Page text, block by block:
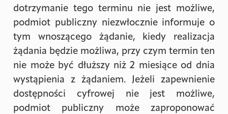
dotrzymanie tego terminu nie jest możliwe,
podmiot publiczny niezwłocznie informuje o
tym wnoszącego żądanie, kiedy realizacja
żądania będzie możliwa, przy czym termin ten
nie może być dłuższy niż 2 miesiące od dnia
wystąpienia z żądaniem. Jeżeli zapewnienie
dostępności cyfrowej nie jest możliwe,
podmiot publiczny może zaproponować